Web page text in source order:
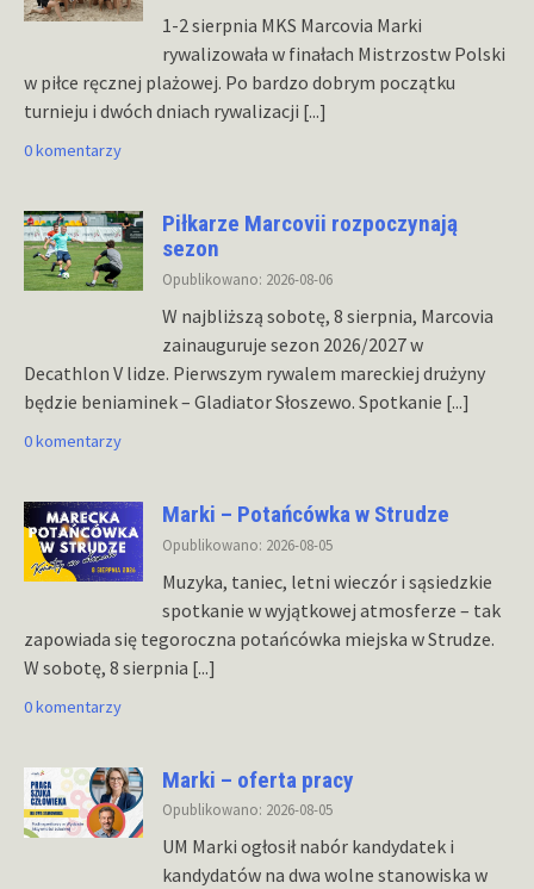
1-2 sierpnia MKS Marcovia Marki
rywalizowała w finałach Mistrzostw Polski
w piłce ręcznej plażowej. Po bardzo dobrym początku
turnieju i dwóch dniach rywalizacji [...]
0 komentarzy
Piłkarze Marcovii rozpoczynają
sezon
Opublikowano: 2026-08-06
W najbliższą sobotę, 8 sierpnia, Marcovia
zainauguruje sezon 2026/2027 w
Decathlon V lidze. Pierwszym rywalem mareckiej drużyny
będzie beniaminek – Gladiator Słoszewo. Spotkanie [...]
0 komentarzy
Marki – Potańcówka w Strudze
Opublikowano: 2026-08-05
Muzyka, taniec, letni wieczór i sąsiedzkie
spotkanie w wyjątkowej atmosferze – tak
zapowiada się tegoroczna potańcówka miejska w Strudze.
W sobotę, 8 sierpnia [...]
0 komentarzy
Marki – oferta pracy
Opublikowano: 2026-08-05
UM Marki ogłosił nabór kandydatek i
kandydatów na dwa wolne stanowiska w